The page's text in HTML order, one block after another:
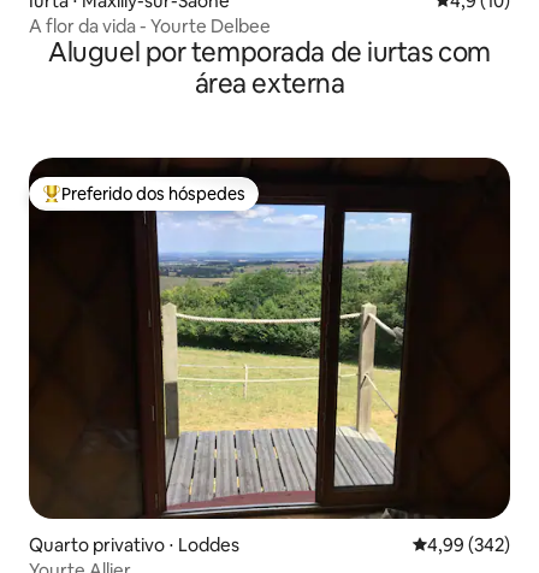
A flor da vida - Yourte Delbee
Aluguel por temporada de iurtas com
área externa
Entre os melhores preferidos dos hóspedes
Preferido dos hóspedes
Quarto privativo ⋅ Loddes 4,99 de uma
4,99 (342)